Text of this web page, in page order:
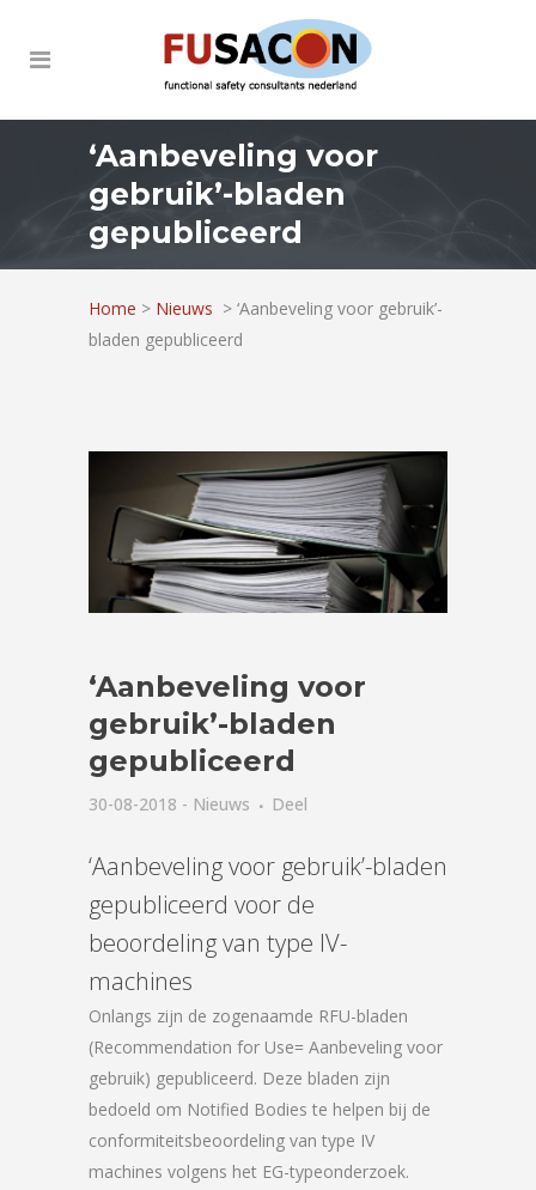
‘Aanbeveling voor
gebruik’-bladen
gepubliceerd
Home > Nieuws > ‘Aanbeveling voor gebruik’-
bladen gepubliceerd
‘Aanbeveling voor
gebruik’-bladen
gepubliceerd
30-08-2018 - Nieuws Deel
‘Aanbeveling voor gebruik’-bladen
gepubliceerd voor de
beoordeling van type IV-
machines
Onlangs zijn de zogenaamde RFU-bladen
(Recommendation for Use= Aanbeveling voor
gebruik) gepubliceerd. Deze bladen zijn
bedoeld om Notified Bodies te helpen bij de
conformiteitsbeoordeling van type IV
machines volgens het EG-typeonderzoek.